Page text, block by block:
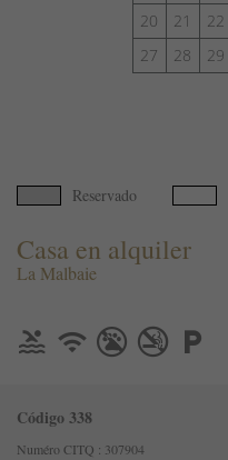
20
21 22
27
28 29
Reservado
Casa en alquiler
La Malbaie
Código 338
Numéro CITQ : 307904